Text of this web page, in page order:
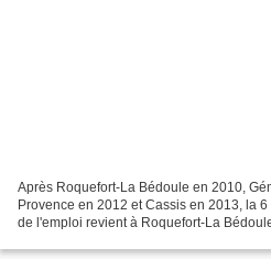
Après Roquefort-La Bédoule en 2010,
Provence en 2012 et Cassis en 2013, la
de l'emploi revient à Roquefort-La